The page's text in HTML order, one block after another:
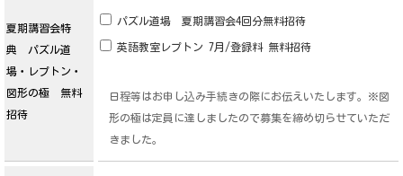
夏期講習会特
典 パズル道
場・レプトン・
図形の極 無料
招待
パズル道場 夏期講習会4回分無料招待
英語教室レプトン 7月/登録料 無料招待
日程等はお申し込み手続きの際にお伝えいたします。※図
形の極は定員に達しましたので募集を締め切らせていただ
きました。